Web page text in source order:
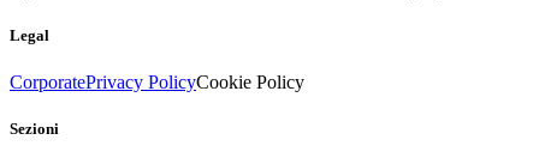
Legal
CorporatePrivacy PolicyCookie Policy
Sezioni